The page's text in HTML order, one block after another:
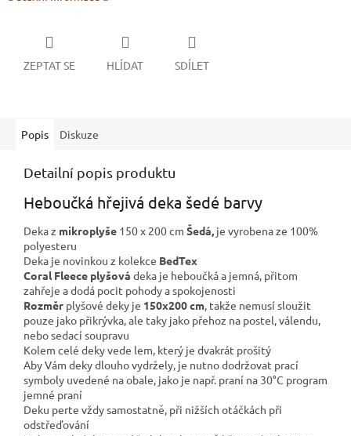
ZEPTAT SE HLÍDAT SDÍLET
Popis Diskuze
Detailní popis produktu
Heboučká hřejivá deka šedé barvy
Deka z mikroplyše 150 x 200 cm Šedá, je vyrobena ze 100%
polyesteru
Deka je novinkou z kolekce BedTex
Coral Fleece plyšová deka je heboučká a jemná, přitom
zahřeje a dodá pocit pohody a spokojenosti
Rozměr plyšové deky je 150x200 cm, takže nemusí sloužit
pouze jako přikrývka, ale taky jako přehoz na postel, válendu,
nebo sedací soupravu
Kolem celé deky vede lem, který je dvakrát prošitý
Aby Vám deky dlouho vydržely, je nutno dodržovat prací
symboly uvedené na obale, jako je např. praní na 30°C program
jemné praní
Deku perte vždy samostatně, při nižších otáčkách při
odstřeďování